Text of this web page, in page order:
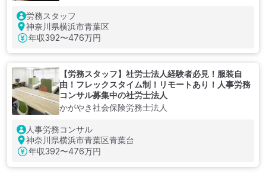
労務スタッフ
神奈川県横浜市青葉区
年収392〜476万円
【労務スタッフ】社労士法人経験者必見！服装自
由！フレックスタイム制！リモートあり！人事労務
コンサル募集中の社労士法人
かがやき社会保険労務士法人
人事労務コンサル
神奈川県横浜市青葉区青葉台
年収392〜476万円